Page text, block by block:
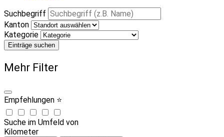
Suchbegriff
Kanton
Kategorie
Einträge suchen
Mehr Filter
Empfehlungen ⭐
Suche im Umfeld von
Kilometer